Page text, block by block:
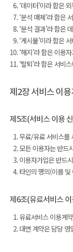
‘데이터’이라 함은
‘분석 매체’라 함은
‘분석 결과’라 함은
‘게시물’이라 함은
‘해지’라 함은 이용
‘탈퇴’라 함은 서비
제2장 서비스 이용
제5조(서비스 이용
무료/유료 서비스를
모든 이용자는 반드
이용자가입은 반드
타인의 명의(이름
제6조(유료서비스
유료서비스 이용계
대면 계약은 담당